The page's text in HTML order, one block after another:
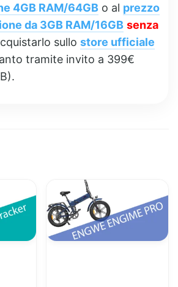
4GB RAM/64GB o al prezzo
da 3GB RAM/16GB senza
sullo store ufficiale
tramite invito a 399€